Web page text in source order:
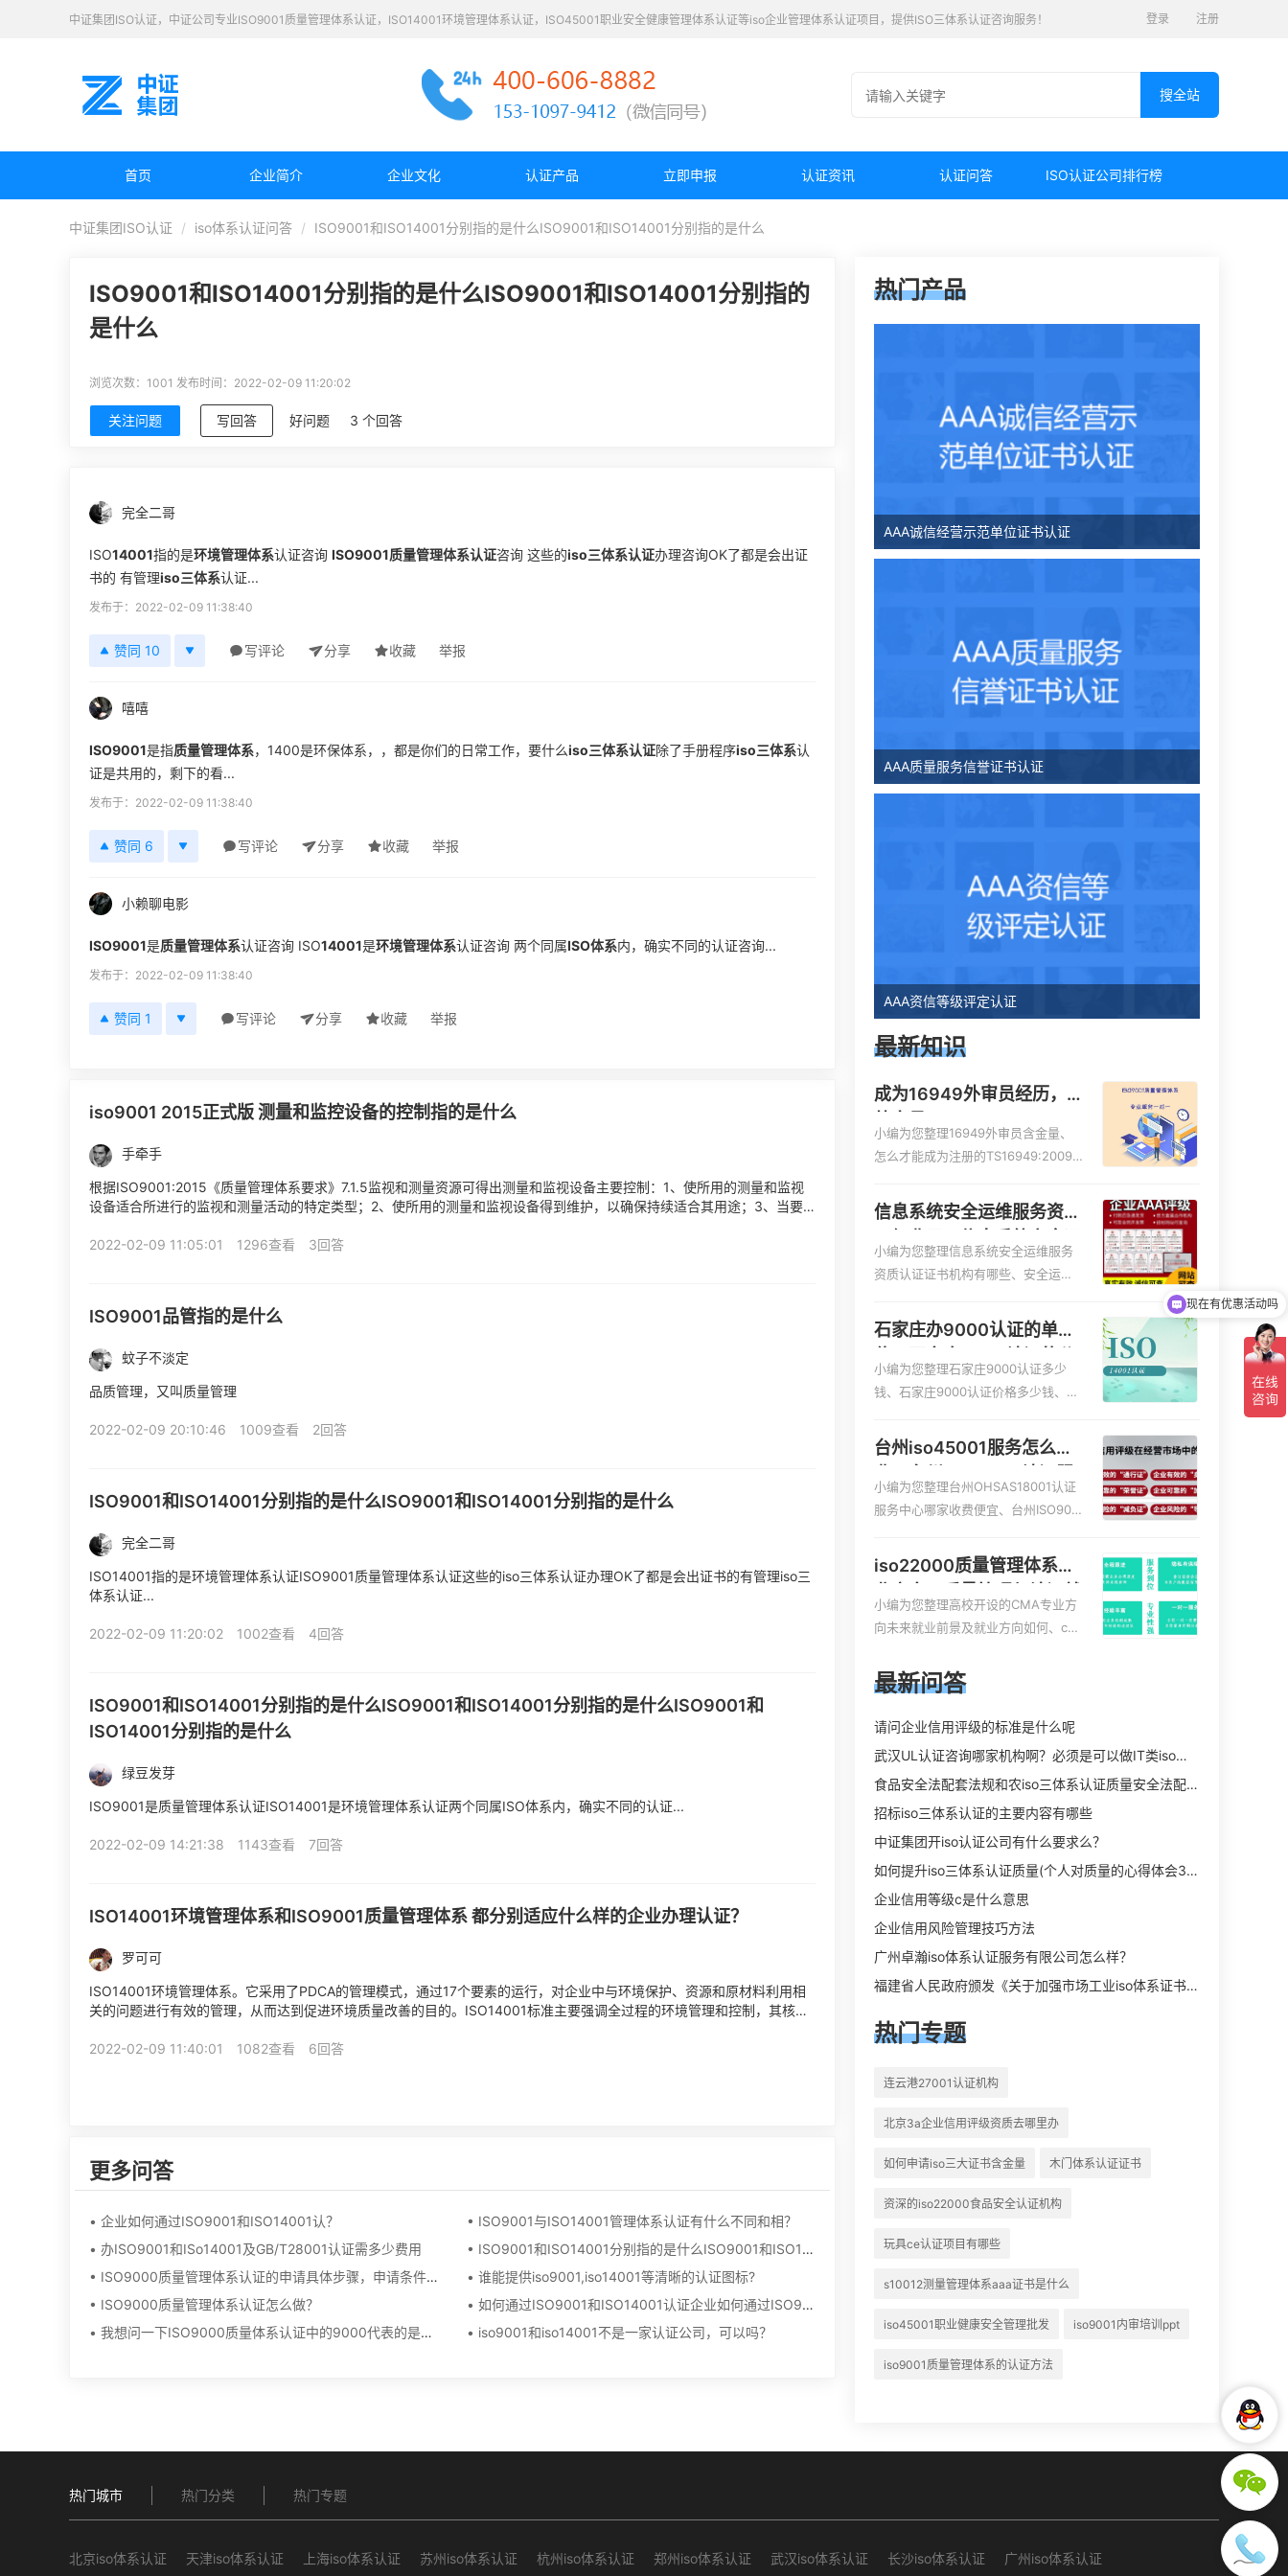
中证集团ISO认证，中证公司专业ISO9001质量管理体系认证，ISO14001环境管理体系认证，ISO45001职业安全健康管理体系认证等iso企业管理体系认证项目，提供ISO三体系认证咨询服务！ 登录 注册
首页 企业简介 企业文化 认证产品 立即申报 认证资讯 认证问答 ISO认证公司排行榜
中证集团ISO认证 iso体系认证问答 ISO9001和ISO14001分别指的是什么ISO9001和ISO14001分别指的是什么
ISO9001和ISO14001分别指的是什么ISO9001和ISO14001分别指的
是什么
浏览次数：1001 发布时间：2022-02-09 11:20:02
关注问题 写回答 好问题 3 个回答
完全二哥
ISO14001指的是环境管理体系认证咨询 ISO9001质量管理体系认证咨询 这些的iso三体系认证办理咨询OK了都是会出证
书的 有管理iso三体系认证...
发布于：2022-02-09 11:38:40
赞同 10 写评论 分享 收藏 举报
嘻嘻
ISO9001是指质量管理体系，1400是环保体系，，都是你们的日常工作，要什么iso三体系认证除了手册程序iso三体系认
证是共用的，剩下的看...
发布于：2022-02-09 11:38:40
赞同 6 写评论 分享 收藏 举报
小赖聊电影
ISO9001是质量管理体系认证咨询 ISO14001是环境管理体系认证咨询 两个同属ISO体系内，确实不同的认证咨询...
发布于：2022-02-09 11:38:40
赞同 1 写评论 分享 收藏 举报
iso9001 2015正式版 测量和监控设备的控制指的是什么
手牵手
根据ISO9001:2015《质量管理体系要求》7.1.5监视和测量资源可得出测量和监视设备主要控制：1、使所用的测量和监视
设备适合所进行的监视和测量活动的特定类型；2、使所用的测量和监视设备得到维护，以确保持续适合其用途；3、当要
2022-02-09 11:05:01
1296查看 3回答
ISO9001品管指的是什么
蚊子不淡定
品质管理，又叫质量管理
2022-02-09 20:10:46 1009查看 2回答
ISO9001和ISO14001分别指的是什么ISO9001和ISO14001分别指的是什么
完全二哥
ISO14001指的是环境管理体系认证ISO9001质量管理体系认证这些的iso三体系认证办理OK了都是会出证书的有管理iso三
体系认证...
2022-02-09 11:20:02 1002查看 4回答
ISO9001和ISO14001分别指的是什么ISO9001和ISO14001分别指的是什么ISO9001和
ISO14001分别指的是什么
绿豆发芽
ISO9001是质量管理体系认证ISO14001是环境管理体系认证两个同属ISO体系内，确实不同的认证...
2022-02-09 14:21:38 1143查看 7回答
ISO14001环境管理体系和ISO9001质量管理体系 都分别适应什么样的企业办理认证？
罗可可
ISO14001环境管理体系。它采用了PDCA的管理模式，通过17个要素的运行，对企业中与环境保护、资源和原材料利用相
关的问题进行有效的管理，从而达到促进环境质量改善的目的。ISO14001标准主要强调全过程的环境管理和控制，其核心
2022-02-09 11:40:01
1082查看 6回答
更多问答
• 企业如何通过ISO9001和ISO14001认？
• 办ISO9001和ISo14001及GB/T28001认证需多少费用
• ISO9000质量管理体系认证的申请具体步骤，申请条件以及需要准备的资料？
• ISO9000质量管理体系认证怎么做？
• 我想问一下ISO9000质量体系认证中的9000代表的是什么意思？
• ISO9001与ISO14001管理体系认证有什么不同和相？
• ISO9001和ISO14001分别指的是什么ISO9001和ISO14001分别指的是什么ISO9001和ISO14001分别指的是什么
• 谁能提供iso9001,iso14001等清晰的认证图标?
• 如何通过ISO9001和ISO14001认证企业如何通过ISO9001和ISO14001认证
• iso9001和iso14001不是一家认证公司，可以吗？
热门产品
AAA诚信经营示范单位证书认证
AAA质量服务信誉证书认证
AAA资信等级评定认证
最新知识
成为16949外审员经历，
小编为您整理16949外审员含金量、
怎么才能成为注册的TS16949:2009
过不了解具体情况、iso9000外审
员、SA8000外审员培训相关iso体系
认证知识，详情可查看下方正文！
信息系统安全运维服务资质
维服务资质二级
小编为您整理信息系统安全运维服务
资质认证证书机构有哪些、安全运维
服务资质哪家便宜、安全运维服务资
质认证哪家效率高、信息系统安全集
成服务资质认证的申请书相关iso体系
认证知识，详情可查看下方正文！
石家庄办9000认证的单
司
小编为您整理石家庄9000认证多少
钱、石家庄9000认证价格多少钱、石
00认证价格贵吗、石家庄9000认证费
用大概多钱相关iso体系认证知识，详
情可查看下方正文！
台州iso45001服务怎么收
务怎么收费
小编为您整理台州OHSAS18001认证
服务中心哪家收费便宜、台州ISO900
E认证,台州机械机电CE认证、CE认证
怎么收费、温州科普ISO45001职业健
康安全管理体系认证收费标准是什么
相关iso体系认证知识，详情可查看下
iso22000质量管理体系就
业方向
小编为您整理高校开设的CMA专业方
向未来就业前景及就业方向如何、cm
的就业方向、cpa和cma未来就业方
向、大学生考完cma，就哪些就业方
向相关iso体系认证知识，详情可查看
最新问答
请问企业信用评级的标准是什么呢
武汉UL认证咨询哪家机构啊？必须是可以做IT类iso三体系认证UL认证的机构？
食品安全法配套法规和农iso三体系认证质量安全法配套法规分别是什么？
招标iso三体系认证的主要内容有哪些
中证集团开iso认证公司有什么要求么？
如何提升iso三体系认证质量(个人对质量的心得体会300字)
企业信用等级c是什么意思
企业信用风险管理技巧方法
广州卓瀚iso体系认证服务有限公司怎么样？
福建省人民政府颁发《关于加强市场工业iso体系证书质量监督检验与管理的暂行规定》的通知
热门专题
连云港27001认证机构
北京3a企业信用评级资质去哪里办
如何申请iso三大证书含金量 木门体系认证证书
资深的iso22000食品安全认证机构
玩具ce认证项目有哪些
s10012测量管理体系aaa证书是什么
iso45001职业健康安全管理批发 iso9001内审培训ppt
iso9001质量管理体系的认证方法
热门城市 热门分类 热门专题
北京iso体系认证 天津iso体系认证 上海iso体系认证 苏州iso体系认证 杭州iso体系认证 郑州iso体系认证 武汉iso体系认证 长沙iso体系认证 广州iso体系认证
现在有优惠活动吗